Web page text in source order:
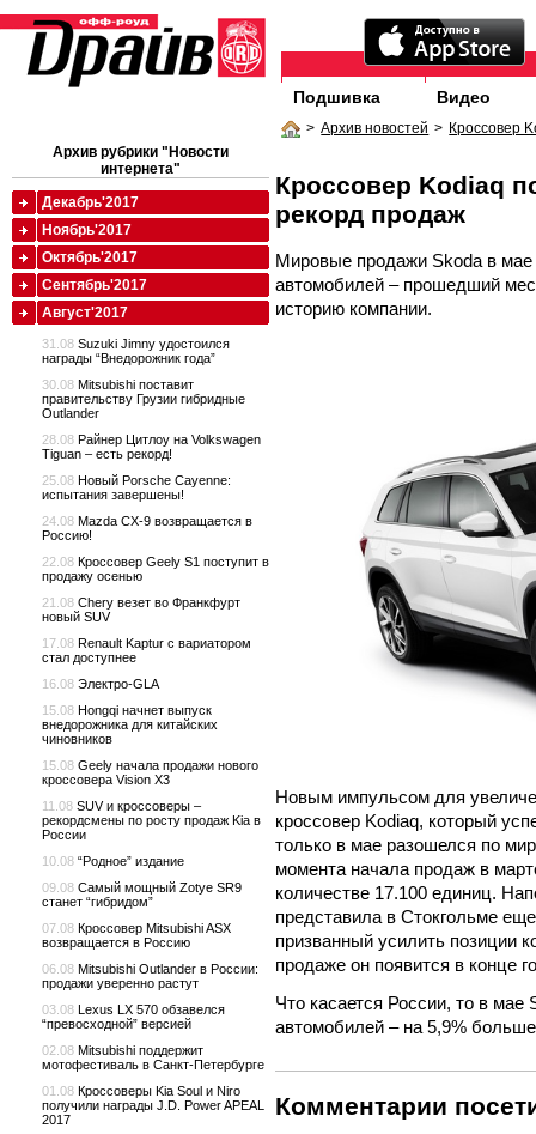
Подшивка Видео
> Архив новостей > Кроссовер
Кроссовер Kodiaq
рекорд продаж
Мировые продажи Skoda в мае
автомобилей – прошедший
историю компании.
Новым импульсом для
кроссовер Kodiaq, который
только в мае разошелся по
момента начала продаж в
количестве 17.100 единиц.
представила в Стокгольме
призванный усилить позиции
продаже он появится в конце
Что касается России, то в мае
автомобилей – на 5,9%
Комментарии
Архив рубрики "Новости
интернета"
Декабрь'2017
Ноябрь'2017
Октябрь'2017
Сентябрь'2017
Август'2017
31.08 Suzuki Jimny удостоился
награды “Внедорожник года”
30.08 Mitsubishi поставит
правительству Грузии гибридные
Outlander
28.08 Райнер Цитлоу на Volkswagen
Tiguan – есть рекорд!
25.08 Новый Porsche Cayenne:
испытания завершены!
24.08 Mazda CX-9 возвращается в
Россию!
22.08 Кроссовер Geely S1 поступит в
продажу осенью
21.08 Chery везет во Франкфурт
новый SUV
17.08 Renault Kaptur с вариатором
стал доступнее
16.08 Электро-GLA
15.08 Hongqi начнет выпуск
внедорожника для китайских
чиновников
15.08 Geely начала продажи нового
кроссовера Vision X3
11.08 SUV и кроссоверы –
рекордсмены по росту продаж Kia в
России
10.08 “Родное” издание
09.08 Самый мощный Zotye SR9
станет “гибридом”
07.08 Кроссовер Mitsubishi ASX
возвращается в Россию
06.08 Mitsubishi Outlander в России:
продажи уверенно растут
03.08 Lexus LX 570 обзавелся
“превосходной” версией
02.08 Mitsubishi поддержит
мотофестиваль в Санкт-Петербурге
01.08 Кроссоверы Kia Soul и Niro
получили награды J.D. Power APEAL
2017